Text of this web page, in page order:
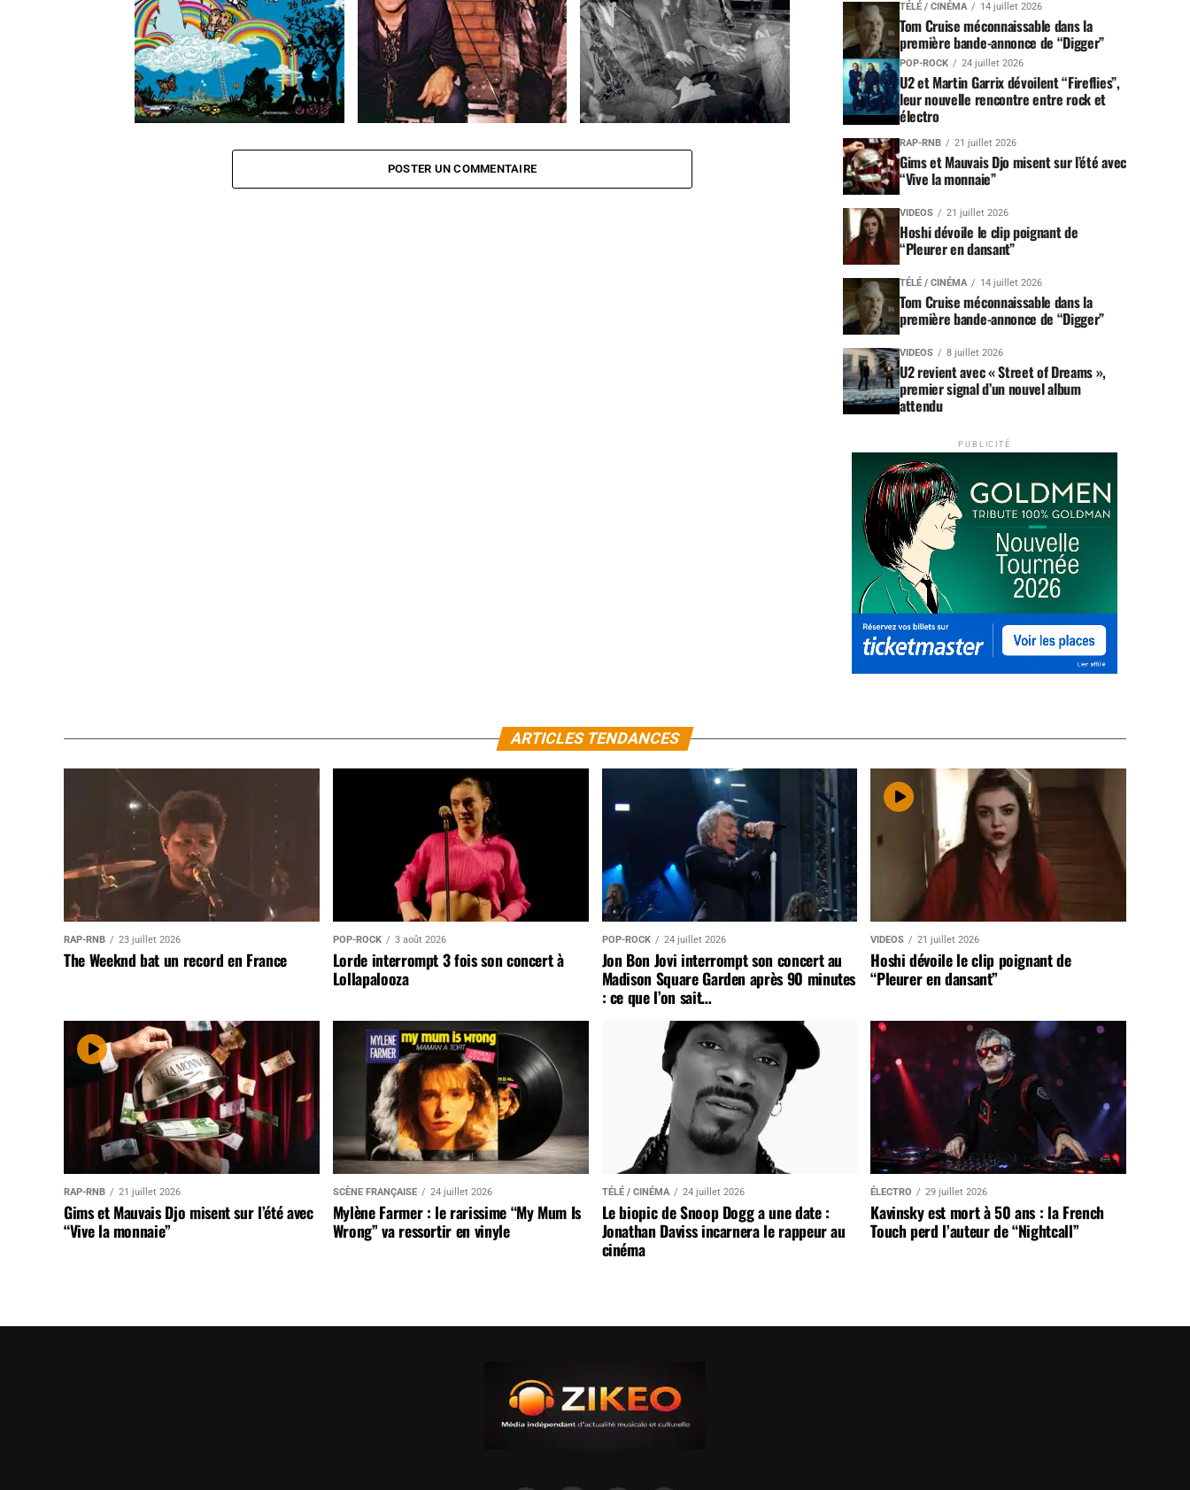
POSTER UN COMMENTAIRE
TÉLÉ / CINÉMA 14 juillet 2026
Tom Cruise méconnaissable dans la
première bande-annonce de “Digger”
POP-ROCK 24 juillet 2026
U2 et Martin Garrix dévoilent “Fireflies”,
leur nouvelle rencontre entre rock et
électro
RAP-RNB 21 juillet 2026
Gims et Mauvais Djo misent sur l’été avec
“Vive la monnaie”
VIDEOS 21 juillet 2026
Hoshi dévoile le clip poignant de
“Pleurer en dansant”
TÉLÉ / CINÉMA 14 juillet 2026
Tom Cruise méconnaissable dans la
première bande-annonce de “Digger”
VIDEOS 8 juillet 2026
U2 revient avec « Street of Dreams »,
premier signal d’un nouvel album
attendu
PUBLICITÉ
ARTICLES TENDANCES
RAP-RNB 23 juillet 2026
The Weeknd bat un record en France
POP-ROCK 3 août 2026
Lorde interrompt 3 fois son concert à
Lollapalooza
POP-ROCK 24 juillet 2026
Jon Bon Jovi interrompt son concert au
Madison Square Garden après 90 minutes
: ce que l’on sait…
VIDEOS 21 juillet 2026
Hoshi dévoile le clip poignant de
“Pleurer en dansant”
RAP-RNB 21 juillet 2026
Gims et Mauvais Djo misent sur l’été avec
“Vive la monnaie”
SCÈNE FRANÇAISE 24 juillet 2026
Mylène Farmer : le rarissime “My Mum Is
Wrong” va ressortir en vinyle
TÉLÉ / CINÉMA 24 juillet 2026
Le biopic de Snoop Dogg a une date :
Jonathan Daviss incarnera le rappeur au
cinéma
ÉLECTRO 29 juillet 2026
Kavinsky est mort à 50 ans : la French
Touch perd l’auteur de “Nightcall”